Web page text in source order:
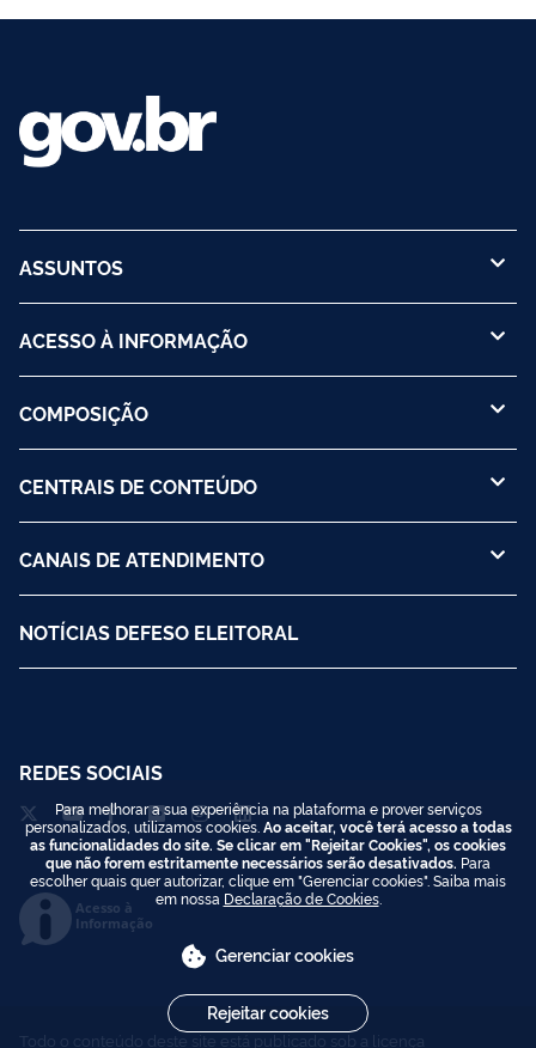
ASSUNTOS
ACESSO À INFORMAÇÃO
COMPOSIÇÃO
CENTRAIS DE CONTEÚDO
CANAIS DE ATENDIMENTO
NOTÍCIAS DEFESO ELEITORAL
REDES SOCIAIS
Acesso à
Informação
Todo o conteúdo deste site está publicado sob a licença
Para melhorar a sua experiência na plataforma e prover serviços
personalizados, utilizamos cookies. Ao aceitar, você terá acesso a todas
as funcionalidades do site. Se clicar em "Rejeitar Cookies", os cookies
que não forem estritamente necessários serão desativados. Para
escolher quais quer autorizar, clique em "Gerenciar cookies". Saiba mais
em nossa Declaração de Cookies.
Gerenciar cookies
Rejeitar cookies